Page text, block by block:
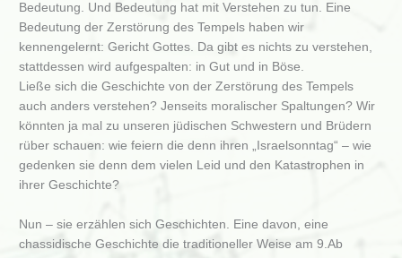
Bedeutung. Und Bedeutung hat mit Verstehen zu tun. Eine
Bedeutung der Zerstörung des Tempels haben wir
kennengelernt: Gericht Gottes. Da gibt es nichts zu verstehen,
stattdessen wird aufgespalten: in Gut und in Böse.
Ließe sich die Geschichte von der Zerstörung des Tempels
auch anders verstehen? Jenseits moralischer Spaltungen? Wir
könnten ja mal zu unseren jüdischen Schwestern und Brüdern
rüber schauen: wie feiern die denn ihren „Israelsonntag“ – wie
gedenken sie denn dem vielen Leid und den Katastrophen in
ihrer Geschichte?
Nun – sie erzählen sich Geschichten. Eine davon, eine
chassidische Geschichte die traditioneller Weise am 9.Ab